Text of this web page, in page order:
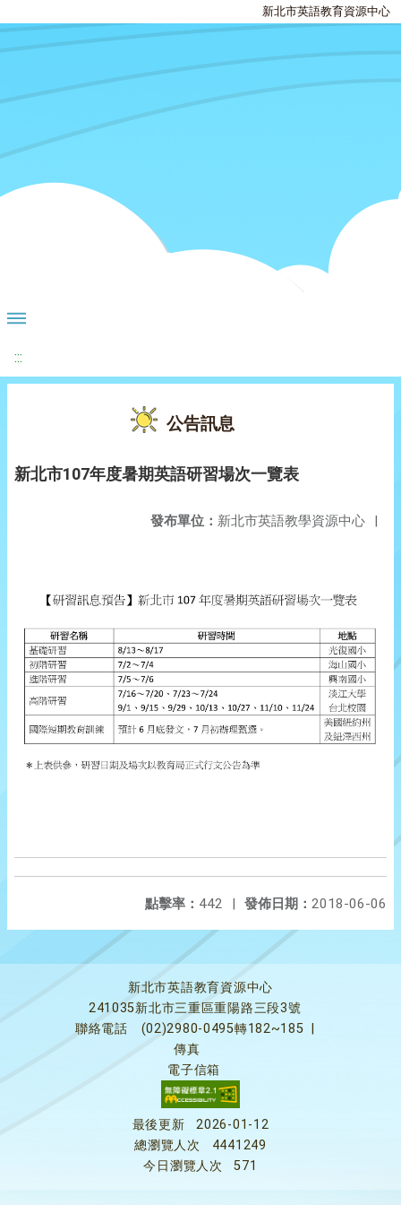
新北市英語教育資源中心
:::
公告訊息
新北市107年度暑期英語研習場次一覽表
發布單位： 新北市英語教學資源中心 |
發佈日期： 2018-06-06
點擊率： 442
新北市英語教育資源中心
241035新北市三重區重陽路三段3號
聯絡電話
(02)2980-0495轉182~185
傳真
電子信箱
最後更新
2026-01-12
總瀏覽人次
4441249
今日瀏覽人次
571